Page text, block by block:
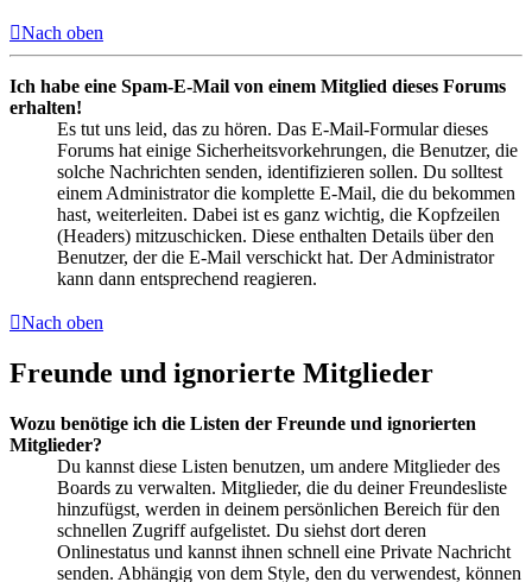
Nach oben
Ich habe eine Spam-E-Mail von einem Mitglied dieses Forums
erhalten!
Es tut uns leid, das zu hören. Das E-Mail-Formular dieses
Forums hat einige Sicherheitsvorkehrungen, die Benutzer, die
solche Nachrichten senden, identifizieren sollen. Du solltest
einem Administrator die komplette E-Mail, die du bekommen
hast, weiterleiten. Dabei ist es ganz wichtig, die Kopfzeilen
(Headers) mitzuschicken. Diese enthalten Details über den
Benutzer, der die E-Mail verschickt hat. Der Administrator
kann dann entsprechend reagieren.
Nach oben
Freunde und ignorierte Mitglieder
Wozu benötige ich die Listen der Freunde und ignorierten
Mitglieder?
Du kannst diese Listen benutzen, um andere Mitglieder des
Boards zu verwalten. Mitglieder, die du deiner Freundesliste
hinzufügst, werden in deinem persönlichen Bereich für den
schnellen Zugriff aufgelistet. Du siehst dort deren
Onlinestatus und kannst ihnen schnell eine Private Nachricht
senden. Abhängig von dem Style, den du verwendest, können